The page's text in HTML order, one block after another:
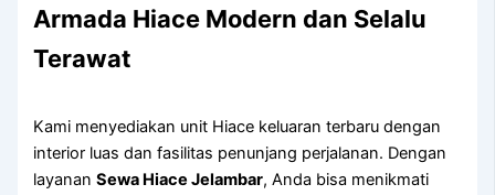
Armada Hiace Modern dan Selalu
Terawat
Kami menyediakan unit Hiace keluaran terbaru dengan
interior luas dan fasilitas penunjang perjalanan. Dengan
layananSewa Hiace Jelambar, Anda bisa menikmati